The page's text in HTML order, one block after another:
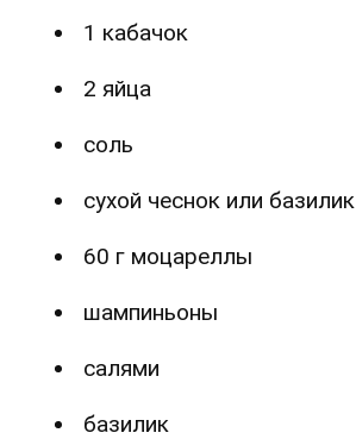
1 кабачок
2 яйца
соль
сухой чеснок или базилик
60 г моцареллы
шампиньоны
салями
базилик